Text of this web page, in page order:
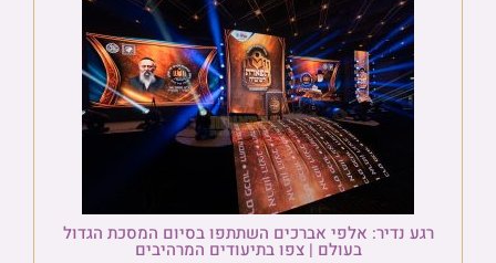
רגע נדיר: אלפי אברכים השתתפו בסיום המסכת הגדול
בעולם | צפו בתיעודים המרהיבים